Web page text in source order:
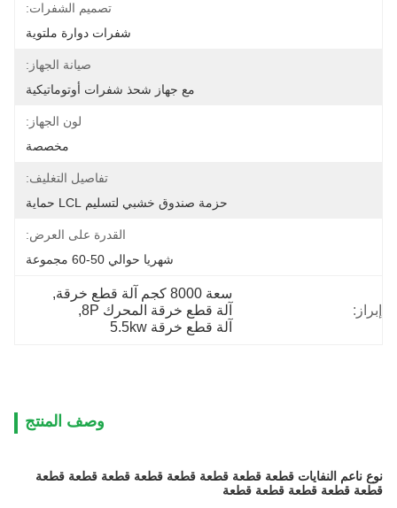
تصميم الشفرات:
شفرات دوارة ملتوية
صيانة الجهاز:
مع جهاز شحذ شفرات أوتوماتيكية
لون الجهاز:
مخصصة
تفاصيل التغليف:
حزمة صندوق خشبي لتسليم LCL حماية
القدرة على العرض:
شهريا حوالي 50-60 مجموعة
إبراز:
سعة 8000 كجم آلة قطع خرقة
,
آلة قطع خرقة المحرك 8P
,
آلة قطع خرقة 5.5kw
وصف المنتج
نوع ناعم النفايات قطعة قطعة قطعة قطعة قطعة قطعة قطعة قطعة
قطعة قطعة قطعة قطعة قطعة